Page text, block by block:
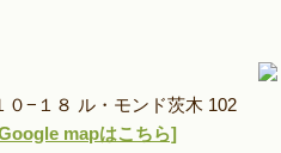
０−１８ ル・モンド茨木 102
mapはこちら]